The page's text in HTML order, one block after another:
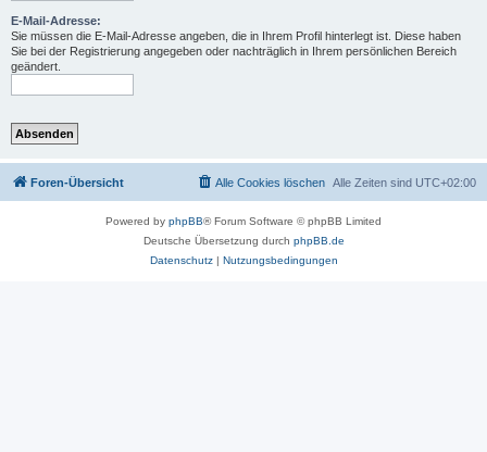
E-Mail-Adresse:
Sie müssen die E-Mail-Adresse angeben, die in Ihrem Profil hinterlegt ist. Diese haben
Sie bei der Registrierung angegeben oder nachträglich in Ihrem persönlichen Bereich
geändert.
Foren-Übersicht Alle Zeiten sind UTC+02:00
Alle Cookies löschen
Powered by phpBB® Forum Software © phpBB Limited
Deutsche Übersetzung durch phpBB.de
Datenschutz| Nutzungsbedingungen